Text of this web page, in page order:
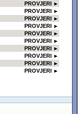
PROVJERI ►
PROVJERI ►
PROVJERI ►
PROVJERI ►
PROVJERI ►
PROVJERI ►
PROVJERI ►
PROVJERI ►
PROVJERI ►
PROVJERI ►